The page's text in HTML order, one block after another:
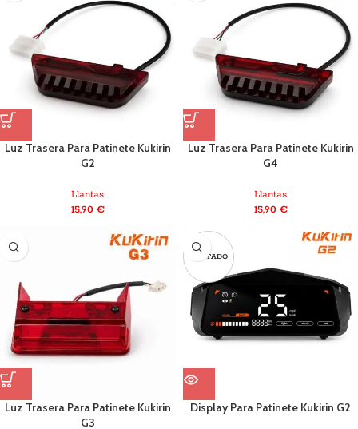
Luz Trasera Para Patinete Kukirin
G2
Llantas
15,90 €
Luz Trasera Para Patinete Kukirin
G4
Llantas
15,90 €
Luz Trasera Para Patinete Kukirin
G3
AGOTADO
Display Para Patinete Kukirin G2